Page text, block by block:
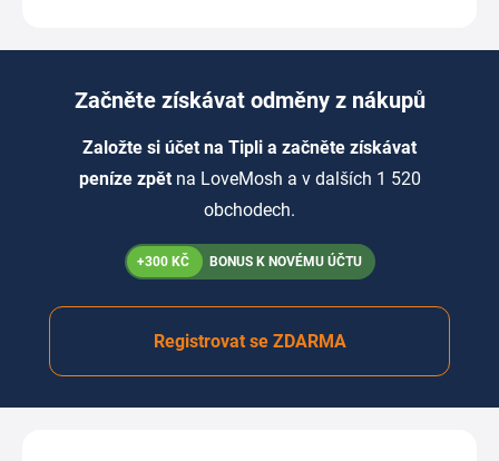
Začněte získávat odměny z nákupů
Založte si účet na Tipli a začněte získávat
peníze zpět na LoveMosh a v dalších 1 520
obchodech.
+300 KČ BONUS K NOVÉMU ÚČTU
Registrovat se ZDARMA